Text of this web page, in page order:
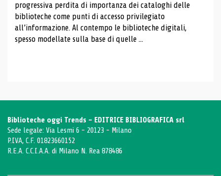
progressiva perdita di importanza dei cataloghi delle
biblioteche come punti di accesso privilegiato
all’informazione. Al contempo le biblioteche digitali,
spesso modellate sulla base di quelle ...
Biblioteche oggi Trends - EDITRICE BIBLIOGRAFICA srl
Sede legale: Via Lesmi 6 - 20123 - Milano
P.IVA, C.F. 01823660152
R.E.A. C.C.I.A.A. di Milano N. Rea 878486